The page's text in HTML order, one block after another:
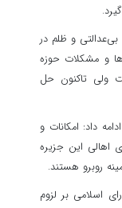
بی‌عدالتی و ظلم در
و مشکلات حوزه
تاکنون حل
داد: امکانات و
اهالی این جزیره
روبرو هستند.
اسلامی بر لزوم